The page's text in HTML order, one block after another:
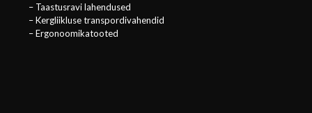
– Taastusravi lahendused
– Kergliikluse transpordivahendid
– Ergonoomikatooted